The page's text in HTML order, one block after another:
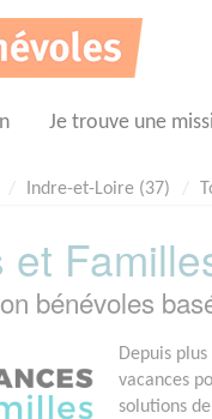
Je trouve une
Indre-et-Loire (37)
et
bénévoles
Depuis
vacances
solutions